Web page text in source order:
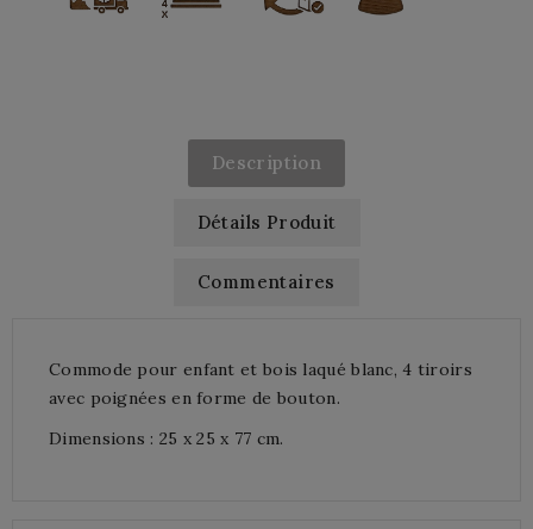
Description
Détails Produit
Commentaires
Commode pour enfant et bois laqué blanc, 4 tiroirs
avec poignées en forme de bouton.
Dimensions : 25 x 25 x 77 cm.